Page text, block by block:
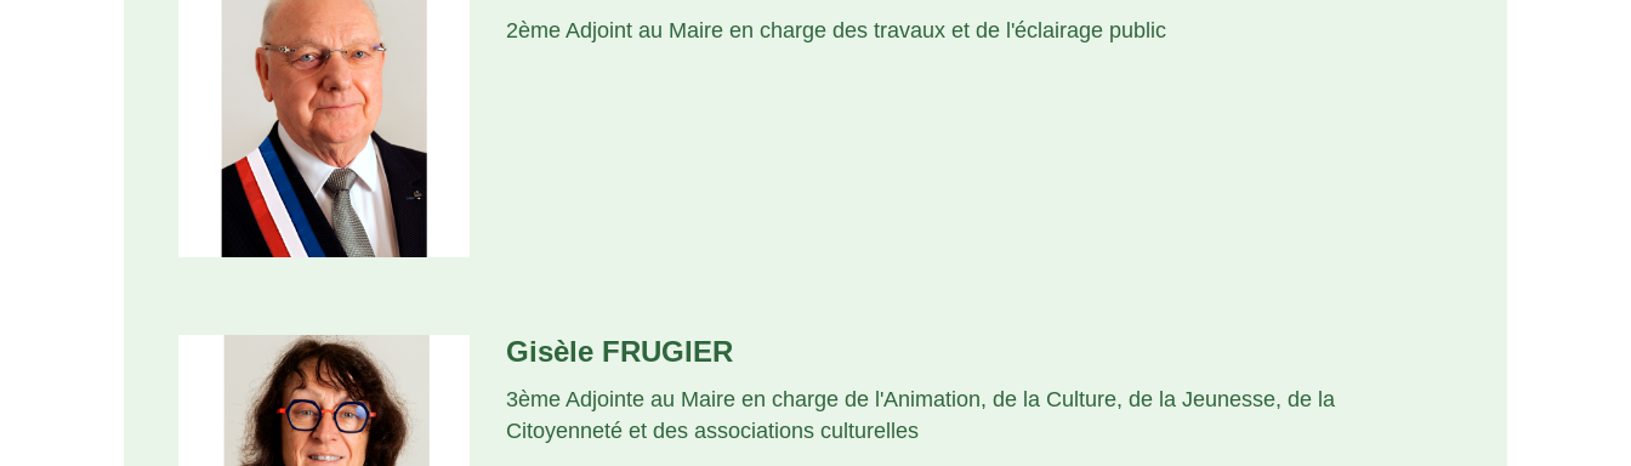
2ème Adjoint au Maire en charge des travaux et de l'éclairage public
Gisèle FRUGIER
3ème Adjointe au Maire en charge de l'Animation, de la Culture, de la Jeunesse, de la
Citoyenneté et des associations culturelles